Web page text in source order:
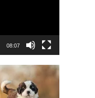
08:07